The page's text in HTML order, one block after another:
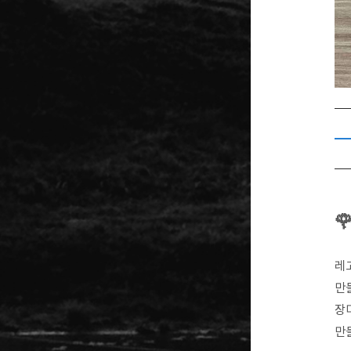
레
만
장
만